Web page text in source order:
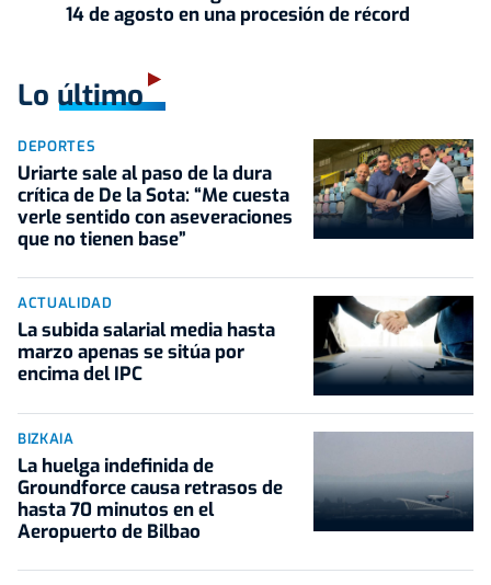
14 de agosto en una procesión de récord
Lo último
DEPORTES
Uriarte sale al paso de la dura
crítica de De la Sota: “Me cuesta
verle sentido con aseveraciones
que no tienen base”
ACTUALIDAD
La subida salarial media hasta
marzo apenas se sitúa por
encima del IPC
BIZKAIA
La huelga indefinida de
Groundforce causa retrasos de
hasta 70 minutos en el
Aeropuerto de Bilbao